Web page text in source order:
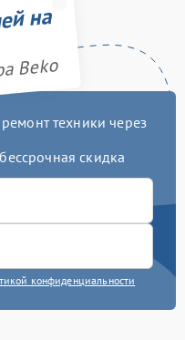
на
Beko
техники через
скидка
конфиденциальности